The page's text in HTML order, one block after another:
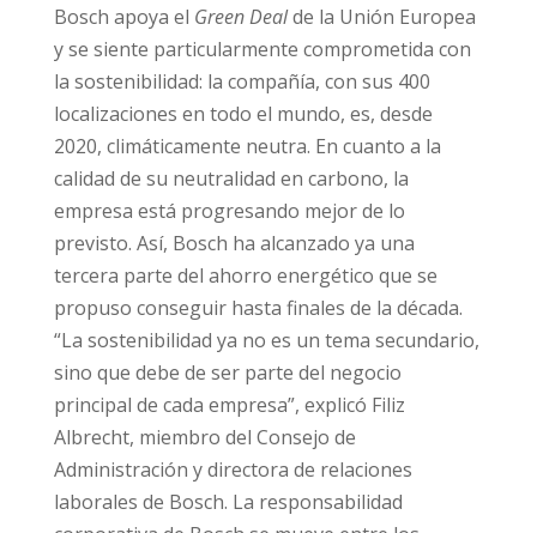
Bosch apoya el Green Dealde la Unión Europea
y se siente particularmente comprometida con
la sostenibilidad: la compañía, con sus 400
localizaciones en todo el mundo, es, desde
2020, climáticamente neutra. En cuanto a la
calidad de su neutralidad en carbono, la
empresa está progresando mejor de lo
previsto. Así, Bosch ha alcanzado ya una
tercera parte del ahorro energético que se
propuso conseguir hasta finales de la década.
“La sostenibilidad ya no es un tema secundario,
sino que debe de ser parte del negocio
principal de cada empresa”, explicó Filiz
Albrecht, miembro del Consejo de
Administración y directora de relaciones
laborales de Bosch. La responsabilidad